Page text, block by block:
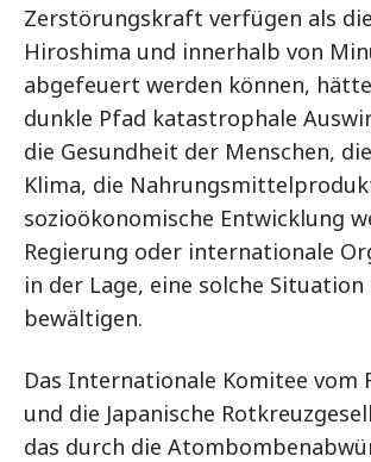
Zerstörungskraft verfügen als
Hiroshima und innerhalb von
abgefeuert werden können,
dunkle Pfad katastrophale
die Gesundheit der Menschen,
Klima, die
sozioökonomische Entwicklung
Regierung oder internationale
in der Lage, eine solche Situation
bewältigen.
Das Internationale Komitee vom
und die Japanische
das durch die